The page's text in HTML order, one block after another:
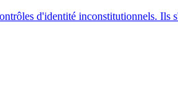
d'identité inconstitutionnels.